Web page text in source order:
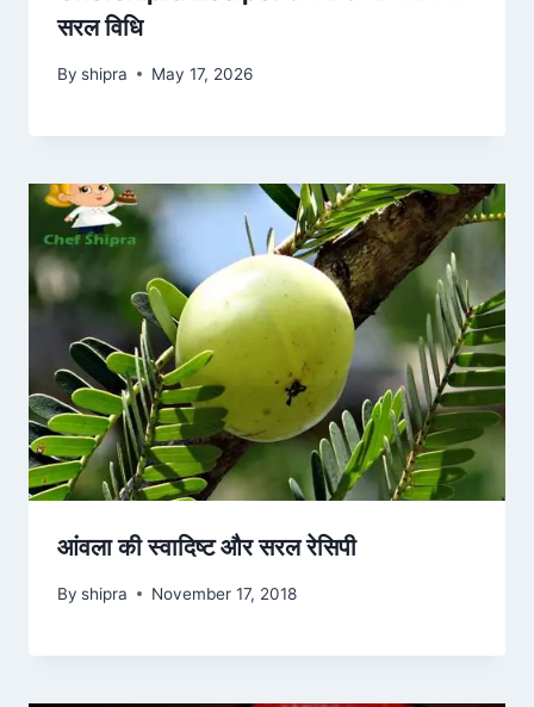
सरल विधि
By shipra May 17, 2026
आंवला की स्वादिष्ट और सरल रेसिपी
By shipra November 17, 2018